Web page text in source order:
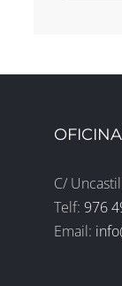
C/
Telf: 976
Email: